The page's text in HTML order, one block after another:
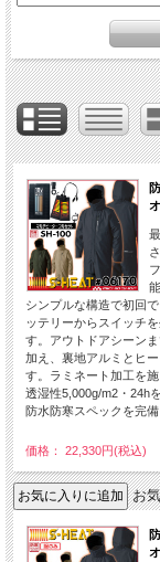
シンプルな構造で初回
ッテリーからスイッチ
す。アウトドアシーン
加え、裏地アルミとヒ
す。ラミネート加工を
透湿性5,000g/m2・24h
防水防寒スペックを完備
価格： 22,330円(税込)
お